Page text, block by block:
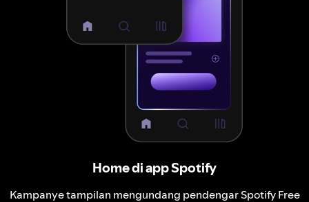
Home di app Spotify
Kampanye tampilan mengundang pendengar Spotify Free